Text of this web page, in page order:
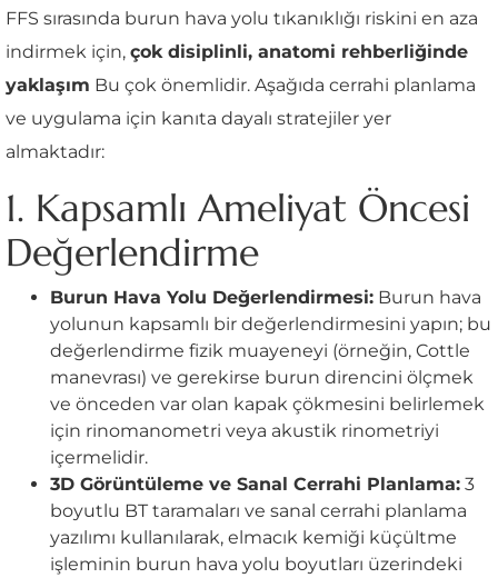
FFS sırasında burun hava yolu tıkanıklığı riskini en aza
indirmek için, çok disiplinli, anatomi rehberliğinde
yaklaşım Bu çok önemlidir. Aşağıda cerrahi planlama
ve uygulama için kanıta dayalı stratejiler yer
almaktadır:
1. Kapsamlı Ameliyat Öncesi
Değerlendirme
Burun Hava Yolu Değerlendirmesi: Burun hava
yolunun kapsamlı bir değerlendirmesini yapın; bu
değerlendirme fizik muayeneyi (örneğin, Cottle
manevrası) ve gerekirse burun direncini ölçmek
ve önceden var olan kapak çökmesini belirlemek
için rinomanometri veya akustik rinometriyi
içermelidir.
3D Görüntüleme ve Sanal Cerrahi Planlama: 3
boyutlu BT taramaları ve sanal cerrahi planlama
yazılımı kullanılarak, elmacık kemiği küçültme
işleminin burun hava yolu boyutları üzerindeki